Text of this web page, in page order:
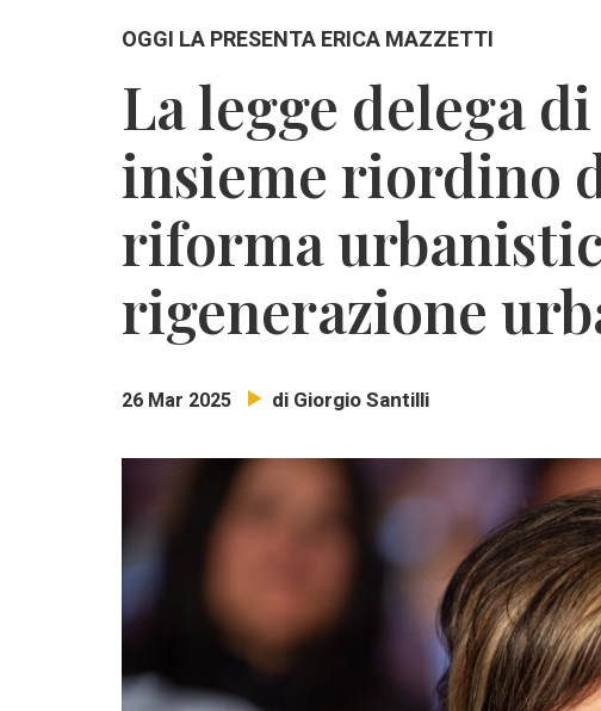
OGGI LA PRESENTA ERICA MAZZETTI
La legge delega
insieme riordino
riforma
rigenerazione
26 Mar 2025 di Giorgio Santilli